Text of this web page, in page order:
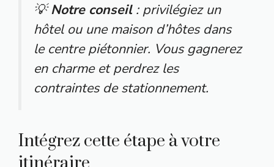
💡Notre conseil: privilégiez un
hôtel ou une maison d’hôtes dans
le centre piétonnier. Vous gagnerez
en charme et perdrez les
contraintes de stationnement.
Intégrez cette étape à votre